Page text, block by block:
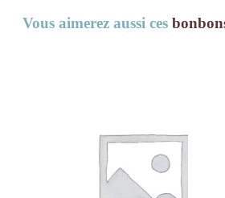
Vous aimerez aussi ces